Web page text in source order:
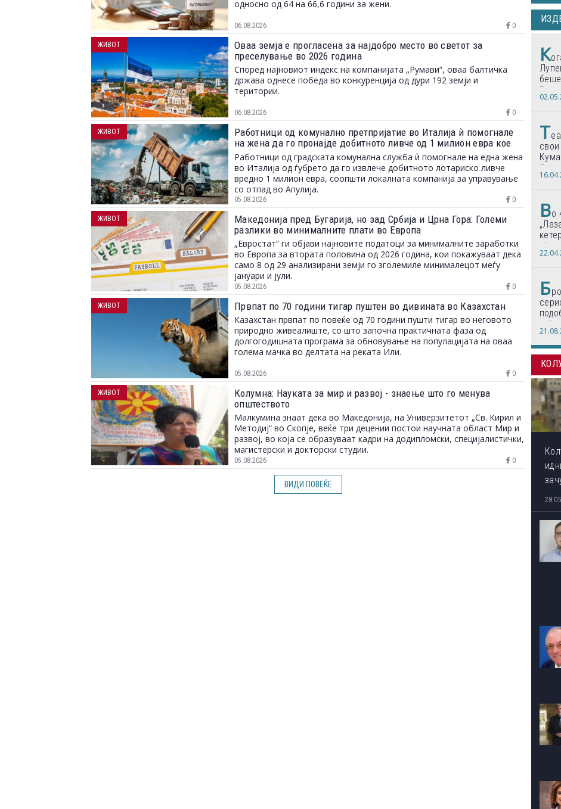
односно од 64 на 66,6 години за жени.
06.08.2026 0
Оваа земја е прогласена за најдобро место во светот за
преселување во 2026 година
Според најновиот индекс на компанијата „Румави“, оваа балтичка
држава однесе победа во конкуренција од дури 192 земји и
територии.
06.08.2026 0
ЖИВОТ
Работници од комунално претпријатие во Италија ѝ помогнале
на жена да го пронајде добитното ливче од 1 милион евра кое
завршило на депонија
Работници од градската комунална служба ѝ помогнале на една жена
во Италија од ѓубрето да го извлече добитното лотариско ливче
вредно 1 милион евра, соопшти локалната компанија за управување
со отпад во Апулија.
05.08.2026 0
ЖИВОТ
Македонија пред Бугарија, но зад Србија и Црна Гора: Големи
разлики во минималните плати во Европа
„Евростат“ ги објави најновите податоци за минималните заработки
во Европа за втората половина од 2026 година, кои покажуваат дека
само 8 од 29 анализирани земји го зголемиле минималецот меѓу
јануари и јули.
05.08.2026 0
ЖИВОТ
Првпат по 70 години тигар пуштен во дивината во Казахстан
Казахстан првпат по повеќе од 70 години пушти тигар во неговото
природно живеалиште, со што започна практичната фаза од
долгогодишната програма за обновување на популацијата на оваа
голема мачка во делтата на реката Или.
05.08.2026 0
ЖИВОТ
Колумна: Науката за мир и развој - знаење што го менува
општеството
Малкумина знаат дека во Македонија, на Универзитетот „Св. Кирил и
Методиј“ во Скопје, веќе три децении постои научната област Мир и
развој, во која се образуваат кадри на додипломски, специјалистички,
магистерски и докторски студии.
05.08.2026 0
ЖИВОТ
ВИДИ ПОВЕЌЕ
К
Т
Во
по
Б